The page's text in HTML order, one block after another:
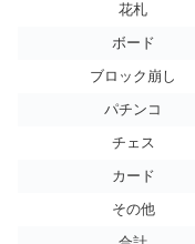
花札
ボード
ブロック崩し
パチンコ
チェス
カード
その他